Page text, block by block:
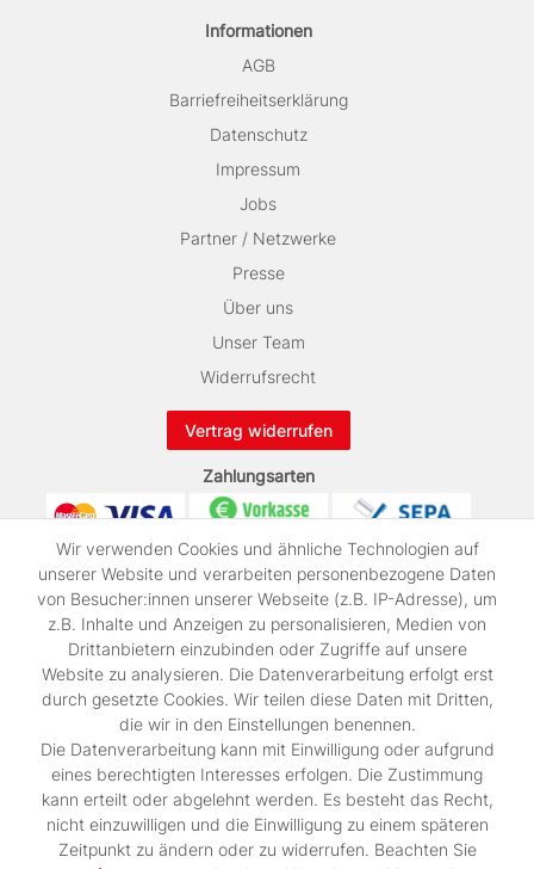
Informationen
AGB
Barriefreiheitserklärung
Datenschutz
Impressum
Jobs
Partner / Netzwerke
Presse
Über uns
Unser Team
Widerrufsrecht
Vertrag widerrufen
Zahlungsarten
Wir verschicken mit
FOLGT UNS AUF
UNSER PARTNERSHOP
Wir verwenden Cookies und ähnliche Technologien auf
unserer Website und verarbeiten personenbezogene Daten
von Besucher:innen unserer Webseite (z.B. IP-Adresse), um
z.B. Inhalte und Anzeigen zu personalisieren, Medien von
Drittanbietern einzubinden oder Zugriffe auf unsere
Website zu analysieren. Die Datenverarbeitung erfolgt erst
durch gesetzte Cookies. Wir teilen diese Daten mit Dritten,
die wir in den Einstellungen benennen.
Die Datenverarbeitung kann mit Einwilligung oder aufgrund
eines berechtigten Interesses erfolgen. Die Zustimmung
kann erteilt oder abgelehnt werden. Es besteht das Recht,
nicht einzuwilligen und die Einwilligung zu einem späteren
Zeitpunkt zu ändern oder zu widerrufen. Beachten Sie